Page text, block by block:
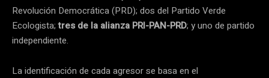
Revolución Democrática (PRD); dos del Partido Verde
Ecologista;tres de la alianza PRI-PAN-PRD; y uno de partido
independiente.
La identificación de cada agresor se basa en el